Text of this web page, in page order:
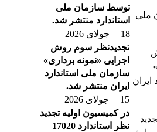
توسط سازمان ملی
استاندارد منتشر شد.
18 جولای 2026
تجدیدنظر سوم روش
اجرایی «نمونه برداری»
سازمان ملی استاندارد
ایران منتشر شد.
15 جولای 2026
در کمیسیون اولیه تجدید
نظر استاندارد 17020